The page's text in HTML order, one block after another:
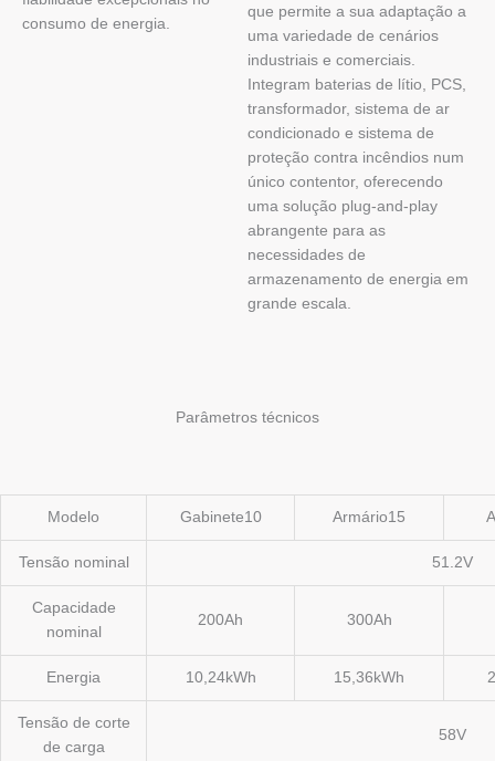
consumo de energia.
que permite a sua adaptação a
uma variedade de cenários
industriais e comerciais.
Integram baterias de lítio, PCS,
transformador, sistema de ar
condicionado e sistema de
proteção contra incêndios num
único contentor, oferecendo
uma solução plug-and-play
abrangente para as
necessidades de
armazenamento de energia em
grande escala.
Parâmetros técnicos
Modelo Gabinete10 Armário15
Tensão nominal 51.2V
Capacidade
nominal
200Ah 300Ah
Energia 10,24kWh 15,36kWh
Tensão de corte
de carga
58V